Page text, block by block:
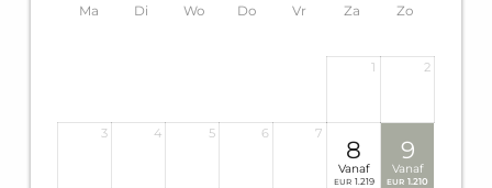
Ma Di Wo Do Vr Za Zo
1 2
3 4 5 6 7
8
Vanaf
EUR 1.219
9
Vanaf
EUR 1.210